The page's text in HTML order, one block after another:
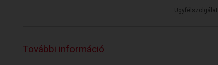
Ügyfélszolgálat
További információ